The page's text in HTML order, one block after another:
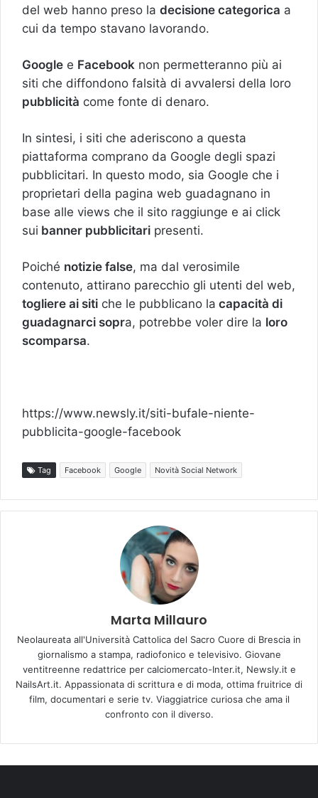
del web hanno preso la decisione categorica a
cui da tempo stavano lavorando.
Google e Facebook non permetteranno più ai
siti che diffondono falsità di avvalersi della loro
pubblicità come fonte di denaro.
In sintesi, i siti che aderiscono a questa
piattaforma comprano da Google degli spazi
pubblicitari. In questo modo, sia Google che i
proprietari della pagina web guadagnano in
base alle views che il sito raggiunge e ai click
sui banner pubblicitari presenti.
Poiché notizie false, ma dal verosimile
contenuto, attirano parecchio gli utenti del web,
togliere ai siti che le pubblicano la capacità di
guadagnarci sopra, potrebbe voler dire la loro
scomparsa.
https://www.newsly.it/siti-bufale-niente-
pubblicita-google-facebook
Tag Facebook Google Novità Social Network
Marta Millauro
Neolaureata all'Università Cattolica del Sacro Cuore di Brescia in
giornalismo a stampa, radiofonico e televisivo. Giovane
ventitreenne redattrice per calciomercato-Inter.it, Newsly.it e
NailsArt.it. Appassionata di scrittura e di moda, ottima fruitrice di
film, documentari e serie tv. Viaggiatrice curiosa che ama il
confronto con il diverso.